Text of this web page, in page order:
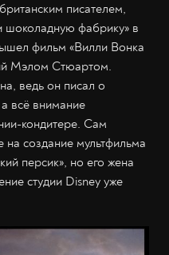
писателем,
шоколадную фабрику» в
фильм «Вилли Вонка
Мэлом Стюартом.
ведь он писал о
всё внимание
кондитере. Сам
на создание мультфильма
персик», но его жена
студии Disney уже